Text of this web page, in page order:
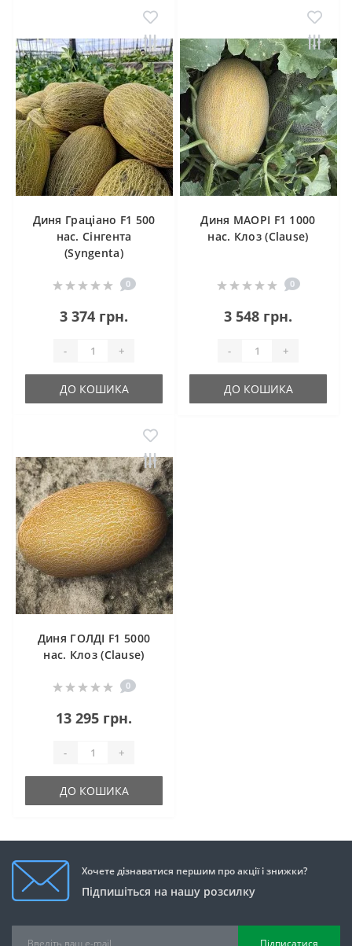
Диня Граціано F1 500
нас. Сінгента
(Syngenta)
0
3 374 грн.
- +
ДО КОШИКА
Диня МАОРІ F1 1000
нас. Клоз (Clause)
0
3 548 грн.
- +
ДО КОШИКА
Диня ГОЛДІ F1 5000
нас. Клоз (Clause)
0
13 295 грн.
- +
ДО КОШИКА
Хочете дізнаватися першим про акції і знижки?
Підпишіться на нашу розсилку
Підписатися